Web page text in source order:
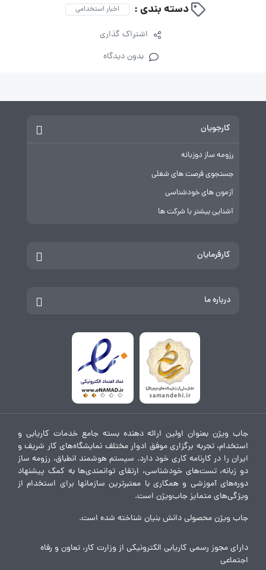
دسته بندی : اخبار استخدامی
اشتراک گذاری
بدون دیدگاه
کارجویان
رزومه ساز دوزبانه
جستجوی فرصت های شغلی
آزمون های خودشناسی
آشنایی بیشتر با شرکت ها
کارفرمایان
درباره ما
جاب ویژن بعنوان اولین ارائه دهنده بسته جامع خدمات کاریابی و
استخدام، تجربه برگزاری موفق ادوار مختلف نمایشگاه‌های کار شریف و
ایران را در کارنامه کاری خود دارد. سیستم هوشمند انطباق، رزومه ساز
دو زبانه، تست‌های خودشناسی، ارتقای توانمندی‌ها به کمک پیشنهاد
دوره‌های آموزشی و همکاری با معتبرترین سازمانها برای استخدام از
ویژگی‌های متمایز جاب‌ویژن است.
جاب ویژن محصولی دانش بنیان شناخته شده است.
دارای مجوز رسمی کاریابی الکترونیکی از وزارت کار، تعاون و رفاه
اجتماعی